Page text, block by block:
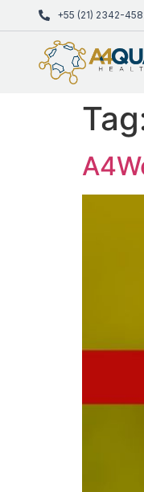
+55 (21) 2342-